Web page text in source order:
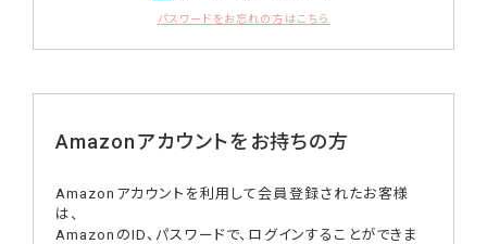
パスワードをお忘れの方はこちら
Amazonアカウントをお持ちの方
Amazonアカウントを利用して会員登録されたお客様
は、
AmazonのID、パスワードで、ログインすることができま